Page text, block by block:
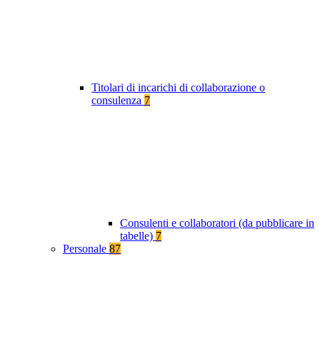
Titolari di incarichi di collaborazione o
consulenza 7
Consulenti e collaboratori (da pubblicare in
tabelle) 7
Personale 87